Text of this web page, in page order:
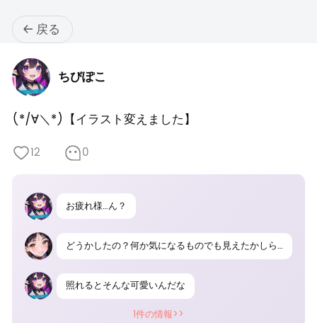
戻る
ちびぽこ
(*/∀＼*)【イラスト変えました】
12 0
お疲れ様…ん？
どうかしたの？何か気になるものでも見えたかしら？
照れるとそんな可愛いんだな
1件の情報>>